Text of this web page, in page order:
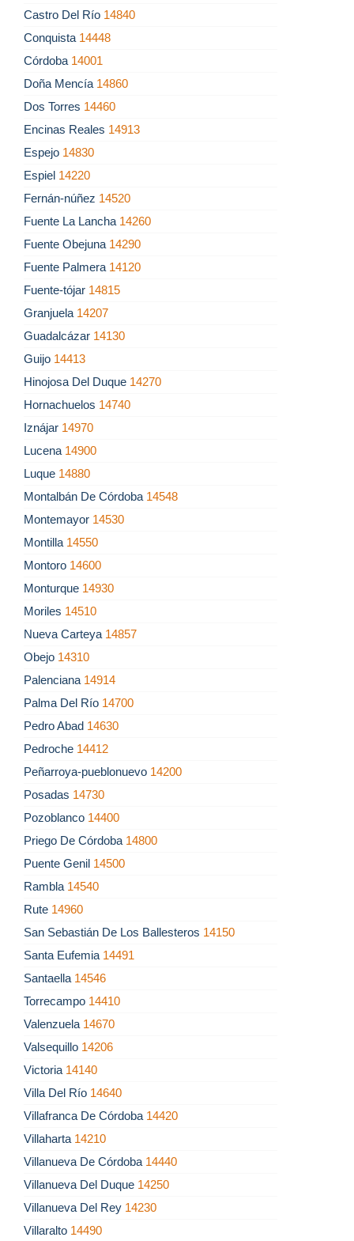
Castro Del Río 14840
Conquista 14448
Córdoba 14001
Doña Mencía 14860
Dos Torres 14460
Encinas Reales 14913
Espejo 14830
Espiel 14220
Fernán-núñez 14520
Fuente La Lancha 14260
Fuente Obejuna 14290
Fuente Palmera 14120
Fuente-tójar 14815
Granjuela 14207
Guadalcázar 14130
Guijo 14413
Hinojosa Del Duque 14270
Hornachuelos 14740
Iznájar 14970
Lucena 14900
Luque 14880
Montalbán De Córdoba 14548
Montemayor 14530
Montilla 14550
Montoro 14600
Monturque 14930
Moriles 14510
Nueva Carteya 14857
Obejo 14310
Palenciana 14914
Palma Del Río 14700
Pedro Abad 14630
Pedroche 14412
Peñarroya-pueblonuevo 14200
Posadas 14730
Pozoblanco 14400
Priego De Córdoba 14800
Puente Genil 14500
Rambla 14540
Rute 14960
San Sebastián De Los Ballesteros 14150
Santa Eufemia 14491
Santaella 14546
Torrecampo 14410
Valenzuela 14670
Valsequillo 14206
Victoria 14140
Villa Del Río 14640
Villafranca De Córdoba 14420
Villaharta 14210
Villanueva De Córdoba 14440
Villanueva Del Duque 14250
Villanueva Del Rey 14230
Villaralto 14490